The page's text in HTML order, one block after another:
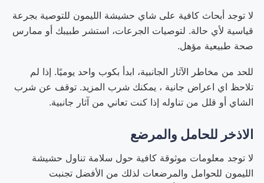
لا توجد أبحاث كافية على شاي حشيشة الليمون للتوصية بجرعة
قياسية لأي حالة. لتوصيات الجرعات، استشر طبيبك أو ممارس
صحة طبيعية مؤهل.
للحد من مخاطر الآثار الجانبية، ابدأ بكوب واحد يوميًا. إذا لم
تلاحظ اي اعراض جانية ، يمكنك شرب المزيد. توقف عن شرب
الشاي أو قلل من تناوله إذا كنت تعاني من آثار جانبية.
الاذخر للحامل والمرضع
لا توجد معلومات موثوقة كافية حول سلامة تناول حشيشة
الليمون للحوامل والمرضعات لذلك من الأفضل تجنبت